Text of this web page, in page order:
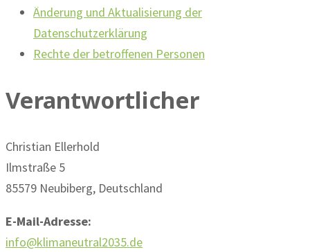
Änderung und Aktualisierung der
Datenschutzerklärung
Rechte der betroffenen Personen
Verantwortlicher
Christian Ellerhold
Ilmstraße 5
85579 Neubiberg, Deutschland
E-Mail-Adresse:
info@klimaneutral2035.de